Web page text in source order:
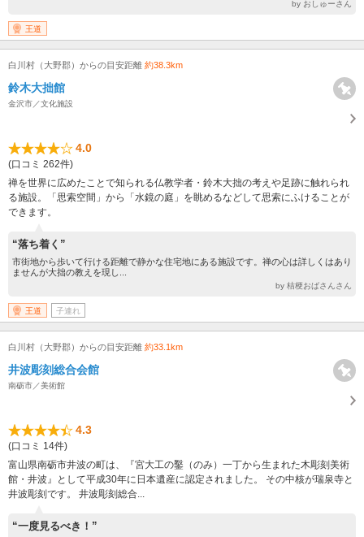
by おしゅーさん
王道
白川村（大野郡）からの目安距離 約38.3km
鈴木大拙館
金沢市／文化施設
4.0
(口コミ 262件)
禅を世界に広めたことで知られる仏教学者・鈴木大拙の考えや足跡に触れられ
る施設。「思索空間」から「水鏡の庭」を眺めるなどして思索にふけることが
できます。
“落ち着く”
市街地から歩いて行ける距離で静かな住宅地にある施設です。禅の心は詳しくはあり
ませんが大拙の教えを現し...
by 桔梗おばさんさん
王道 子連れ
白川村（大野郡）からの目安距離 約33.1km
井波彫刻総合会館
南砺市／美術館
4.3
(口コミ 14件)
富山県南砺市井波の町は、『宮大工の鑿（のみ）一丁から生まれた木彫刻美術
館・井波』として平成30年に日本遺産に認定されました。 その中核が瑞泉寺と
井波彫刻です。 井波彫刻総合...
“一度見るべき！”